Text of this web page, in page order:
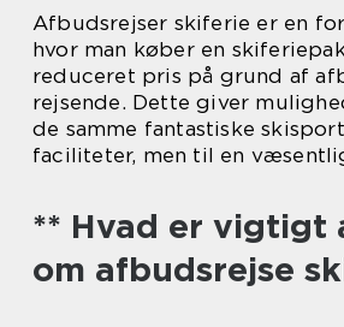
Afbudsrejser skiferie er en
hvor man køber en
reduceret pris på grund af
rejsende. Dette giver
de samme fantastiske
faciliteter, men til en
** Hvad er vigtigt
om afbudsrejse